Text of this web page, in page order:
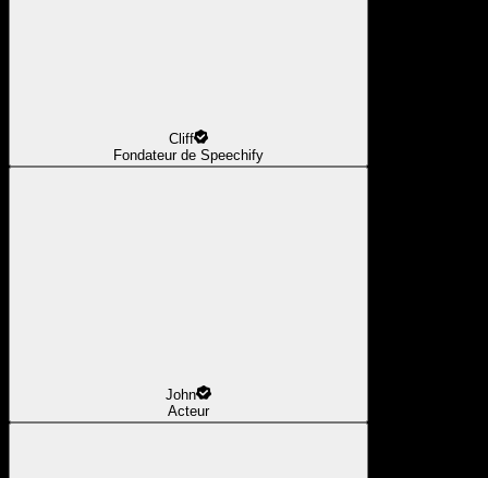
Cliff
Fondateur de Speechify
John
Acteur